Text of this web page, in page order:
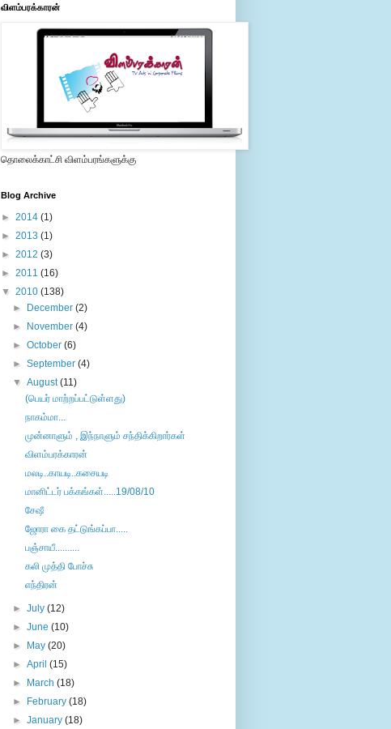
விளம்பரக்காரன்
தொலைக்காட்சி விளம்பரங்களுக்கு
Blog Archive
► 2014 (1)
► 2013 (1)
► 2012 (3)
► 2011 (16)
▼ 2010 (138)
►
December(2)
►
November(4)
►October(6)
►September(4)
▼August(11)
(பெயர் மாற்றப்பட்டுள்ளது)
நாகம்மா...
முன்னாளும் , இந்நாளும் சந்திக்கிறார்கள்
விளம்பரக்காரன்
மலடி..காயடி..கசையடி
மானிட்டர் பக்கங்கள்.....19/08/10
சேஷீ
ஜோரா கை தட்டுங்கப்பா.....
பஞ்சாயீ..........
கலி முத்தி போச்சு
எந்திரன்
►July(12)
►June(10)
►
May(20)
►April(15)
►
March(18)
►
February(18)
►January(18)